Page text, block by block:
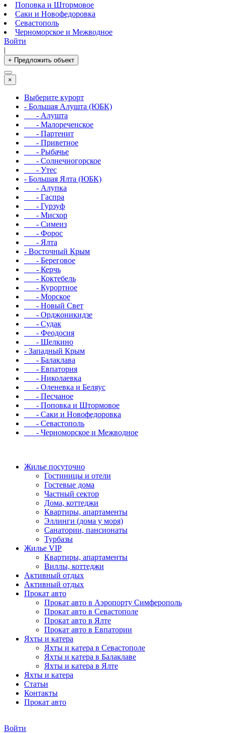
Поповка и Штормовое
Саки и Новофедоровка
Севастополь
Черноморское и Межводное
Войти
|
+ Предложить объект
×
Выберите курорт
- Большая Алушта (ЮБК)
- Алушта
- Малореченское
- Партенит
- Приветное
- Рыбачье
- Солнечногорское
- Утес
- Большая Ялта (ЮБК)
- Алупка
- Гаспра
- Гурзуф
- Мисхор
- Симеиз
- Форос
- Ялта
- Восточный Крым
- Береговое
- Керчь
- Коктебель
- Курортное
- Морское
- Новый Свет
- Орджоникидзе
- Судак
- Феодосия
- Щелкино
- Западный Крым
- Балаклава
- Евпатория
- Николаевка
- Оленевка и Беляус
- Песчаное
- Поповка и Штормовое
- Саки и Новофедоровка
- Севастополь
- Черноморское и Межводное
Жилье посуточно
Гостиницы и отели
Гостевые дома
Частный сектор
Дома, коттеджи
Квартиры, апартаменты
Эллинги (дома у моря)
Санатории, пансионаты
Турбазы
Жилье VIP
Квартиры, апартаменты
Виллы, коттеджи
Активный отдых
Активный отдых
Прокат авто
Прокат авто в Аэропорту Симферополь
Прокат авто в Севастополе
Прокат авто в Ялте
Прокат авто в Евпатории
Яхты и катера
Яхты и катера в Севастополе
Яхты и катера в Балаклаве
Яхты и катера в Ялте
Яхты и катера
Статьи
Контакты
Прокат авто
Войти